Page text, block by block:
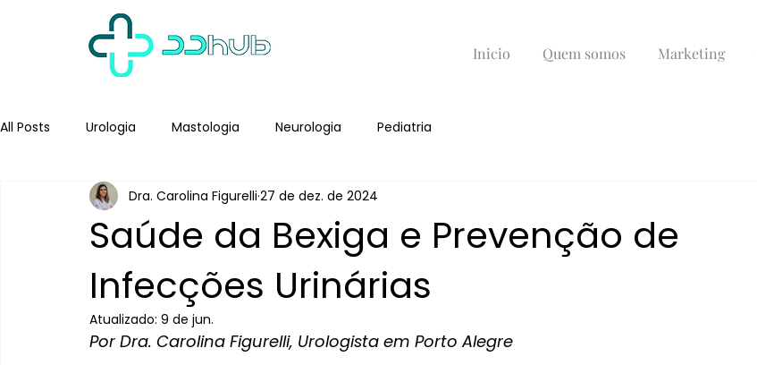
Inicio Quem somos Marketing
All Posts Urologia Mastologia Neurologia Pediatria
Saúde da Bexiga e Prevenção de
Infecções Urinárias
Dra. Carolina Figurelli 27 de dez. de 2024
Atualizado: 9 de jun.
Por Dra. Carolina Figurelli, Urologista em Porto Alegre